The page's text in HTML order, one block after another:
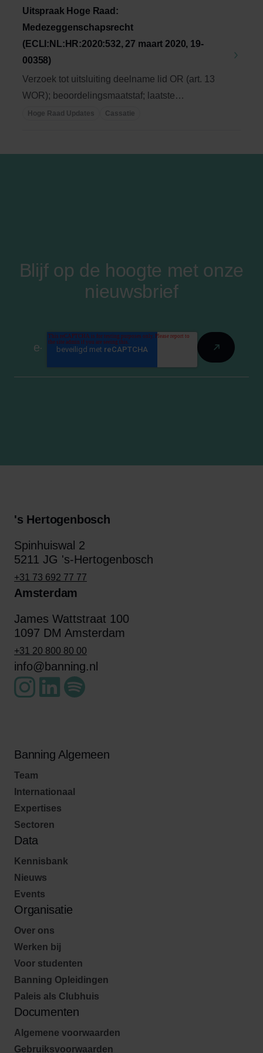
Uitspraak Hoge Raad:
Medezeggenschapsrecht
(ECLI:NL:HR:2020:532, 27 maart 2020, 19-
00358)
Verzoek tot uitsluiting deelname lid OR (art. 13
WOR); beoordelingsmaatstaf; laatste
waarschuwing ...
Hoge Raad Updates Cassatie
Blijf op de hoogte met onze
nieuwsbrief
's Hertogenbosch
Spinhuiswal 2
5211 JG 's-Hertogenbosch
+31 73 692 77 77
Amsterdam
James Wattstraat 100
1097 DM Amsterdam
+31 20 800 80 00
info@banning.nl
Banning Algemeen
Team
Internationaal
Expertises
Sectoren
Data
Kennisbank
Nieuws
Events
Organisatie
Over ons
Werken bij
Voor studenten
Banning Opleidingen
Paleis als Clubhuis
Documenten
Algemene voorwaarden
Gebruiksvoorwaarden